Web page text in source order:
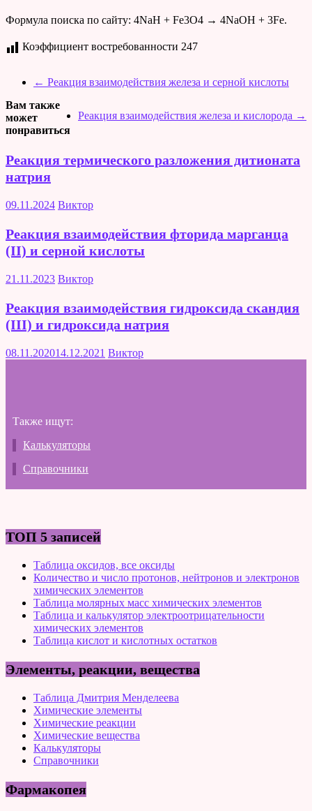
Формула поиска по сайту: 4NaH + Fe3O4 → 4NaOH + 3Fe.
Коэффициент востребованности 247
← Реакция взаимодействия железа и серной кислоты
Реакция взаимодействия железа и кислорода →
Вам также
может
понравиться
Реакция термического разложения дитионата
натрия
09.11.2024 Виктор
Реакция взаимодействия фторида марганца
(II) и серной кислоты
21.11.2023 Виктор
Реакция взаимодействия гидроксида скандия
(III) и гидроксида натрия
08.11.202014.12.2021 Виктор
Также ищут:
Калькуляторы
Справочники
ТОП 5 записей
Таблица оксидов, все оксиды
Количество и число протонов, нейтронов и электронов
химических элементов
Таблица молярных масс химических элементов
Таблица и калькулятор электроотрицательности
химических элементов
Таблица кислот и кислотных остатков
Элементы, реакции, вещества
Таблица Дмитрия Менделеева
Химические элементы
Химические реакции
Химические вещества
Калькуляторы
Справочники
Фармакопея